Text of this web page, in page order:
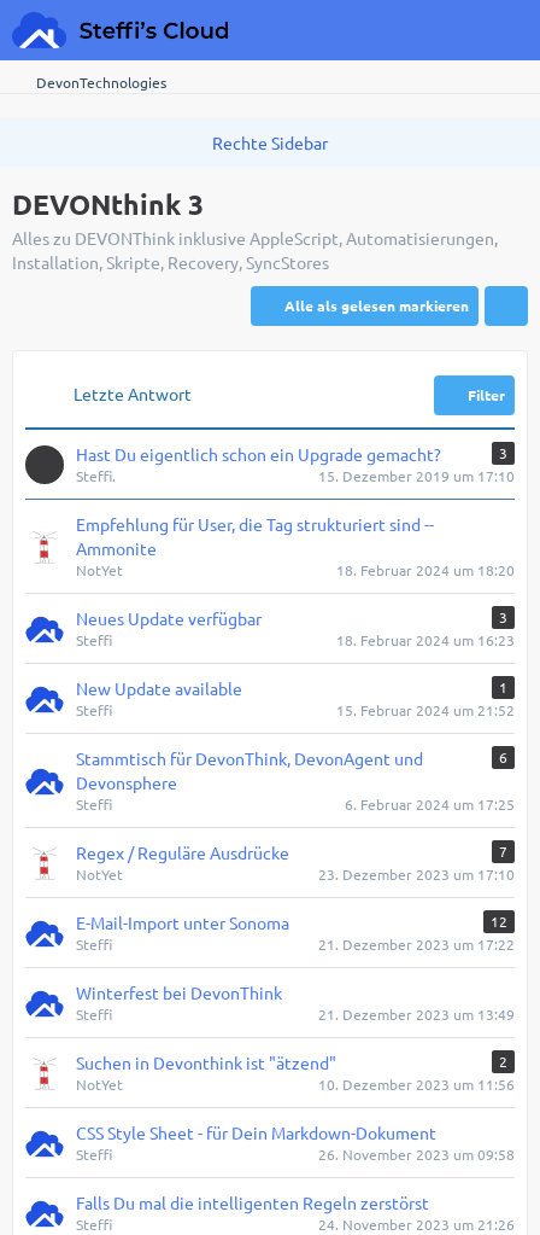
DevonTechnologies
DEVONthink 3
Alles zu DEVONThink inklusive AppleScript, Automatisierungen,
Installation, Skripte, Recovery, SyncStores
Alle als gelesen markieren
Letzte Antwort Filter
Hast Du eigentlich schon ein Upgrade gemacht?
3
Steffi.
15. Dezember 2019 um 17:10
Empfehlung für User, die Tag strukturiert sind --
Ammonite
NotYet 18. Februar 2024 um 18:20
Neues Update verfügbar
3
Steffi
18. Februar 2024 um 16:23
New Update available
1
Steffi
15. Februar 2024 um 21:52
Stammtisch für DevonThink, DevonAgent und
Devonsphere
6
Steffi 6. Februar 2024 um 17:25
Regex / Reguläre Ausdrücke
7
NotYet
23. Dezember 2023 um 17:10
E-Mail-Import unter Sonoma
12
Steffi
21. Dezember 2023 um 17:22
Winterfest bei DevonThink
Steffi 21. Dezember 2023 um 13:49
Suchen in Devonthink ist "ätzend"
2
NotYet
10. Dezember 2023 um 11:56
CSS Style Sheet - für Dein Markdown-Dokument
Steffi 26. November 2023 um 09:58
Falls Du mal die intelligenten Regeln zerstörst
Steffi 24. November 2023 um 21:26